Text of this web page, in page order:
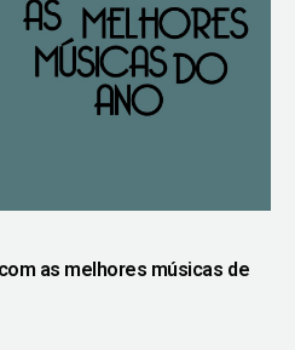
as melhores músicas de